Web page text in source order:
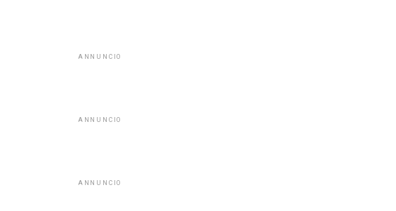
ANNUNCIO
ANNUNCIO
ANNUNCIO